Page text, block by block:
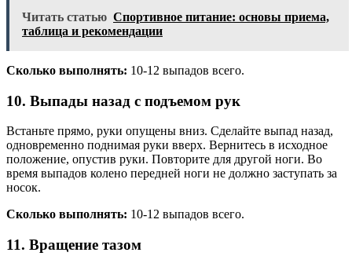
Читать статью Спортивное питание: основы приема,
таблица и рекомендации
Сколько выполнять: 10-12 выпадов всего.
10. Выпады назад с подъемом рук
Встаньте прямо, руки опущены вниз. Сделайте выпад назад,
одновременно поднимая руки вверх. Вернитесь в исходное
положение, опустив руки. Повторите для другой ноги. Во
время выпадов колено передней ноги не должно заступать за
носок.
Сколько выполнять: 10-12 выпадов всего.
11. Вращение тазом